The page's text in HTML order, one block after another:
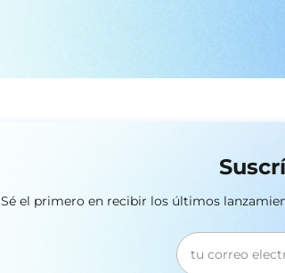
Sé el primero en recibir los últimos